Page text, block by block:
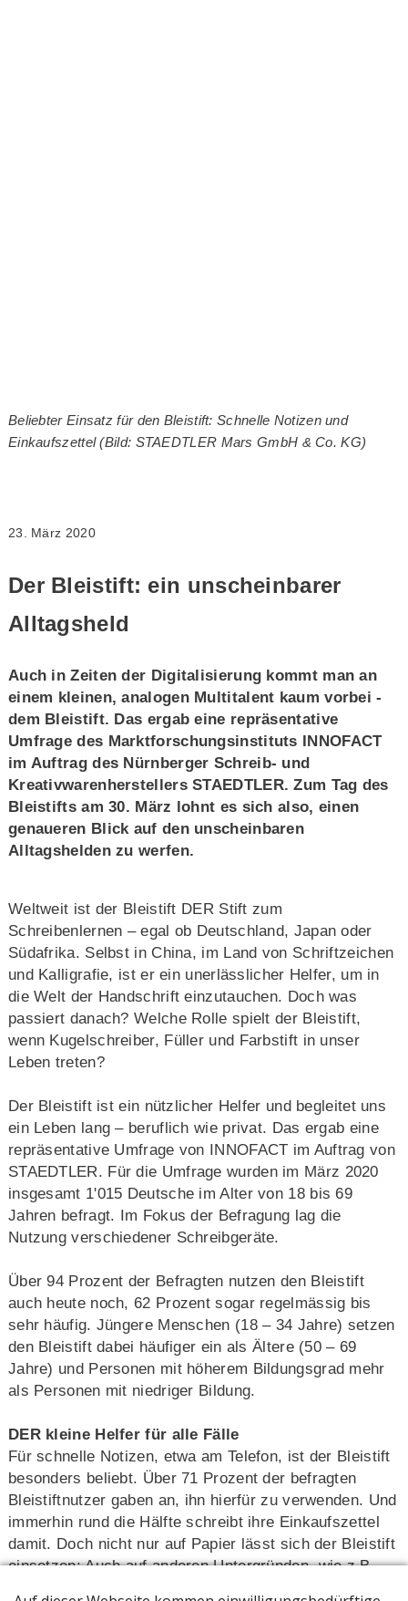
Beliebter Einsatz für den Bleistift: Schnelle Notizen und
Einkaufszettel (Bild: STAEDTLER Mars GmbH & Co. KG)
23. März 2020
Der Bleistift: ein unscheinbarer
Alltagsheld
Auch in Zeiten der Digitalisierung kommt man an
einem kleinen, analogen Multitalent kaum vorbei -
dem Bleistift. Das ergab eine repräsentative
Umfrage des Marktforschungsinstituts INNOFACT
im Auftrag des Nürnberger Schreib- und
Kreativwarenherstellers STAEDTLER. Zum Tag des
Bleistifts am 30. März lohnt es sich also, einen
genaueren Blick auf den unscheinbaren
Alltagshelden zu werfen.
Weltweit ist der Bleistift DER Stift zum
Schreibenlernen – egal ob Deutschland, Japan oder
Südafrika. Selbst in China, im Land von Schriftzeichen
und Kalligrafie, ist er ein unerlässlicher Helfer, um in
die Welt der Handschrift einzutauchen. Doch was
passiert danach? Welche Rolle spielt der Bleistift,
wenn Kugelschreiber, Füller und Farbstift in unser
Leben treten?
Der Bleistift ist ein nützlicher Helfer und begleitet uns
ein Leben lang – beruflich wie privat. Das ergab eine
repräsentative Umfrage von INNOFACT im Auftrag von
STAEDTLER. Für die Umfrage wurden im März 2020
insgesamt 1'015 Deutsche im Alter von 18 bis 69
Jahren befragt. Im Fokus der Befragung lag die
Nutzung verschiedener Schreibgeräte.
Über 94 Prozent der Befragten nutzen den Bleistift
auch heute noch, 62 Prozent sogar regelmässig bis
sehr häufig. Jüngere Menschen (18 – 34 Jahre) setzen
den Bleistift dabei häufiger ein als Ältere (50 – 69
Jahre) und Personen mit höherem Bildungsgrad mehr
als Personen mit niedriger Bildung.
DER kleine Helfer für alle Fälle
Für schnelle Notizen, etwa am Telefon, ist der Bleistift
besonders beliebt. Über 71 Prozent der befragten
Bleistiftnutzer gaben an, ihn hierfür zu verwenden. Und
immerhin rund die Hälfte schreibt ihre Einkaufszettel
damit. Doch nicht nur auf Papier lässt sich der Bleistift
einsetzen: Auch auf anderen Untergründen, wie z.B.